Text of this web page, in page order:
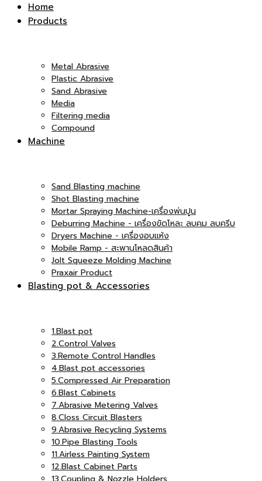
บริษัท
แอนด์
อินเตอร์
จำกัด
Co.,Ltd.
บริษัท
เอ็ม
เอ็ม
อินเตอร์
Home
Products
Metal Abrasive
Plastic Abrasive
Sand Abrasive
Media
Filtering media
Compound
Machine
Sand Blasting machine
Shot Blasting machine
Mortar Spraying Machine-เครื่องพ่นปูน
Deburring Machine - เครื่องขัดโหละ ลบคม ลบครีบ
Dryers Machine - เครื่องอบแห้ง
Mobile Ramp - สะพานโหลดสินค้า
Jolt Squeeze Molding Machine
Praxair Product
Blasting pot & Accessories
1.Blast pot
2.Control Valves
3.Remote Control Handles
4.Blast pot accessories
5.Compressed Air Preparation
6.Blast Cabinets
7.Abrasive Metering Valves
8.Closs Circuit Blasters
9.Abrasive Recycling Systems
10.Pipe Blasting Tools
11.Airless Painting System
12.Blast Cabinet Parts